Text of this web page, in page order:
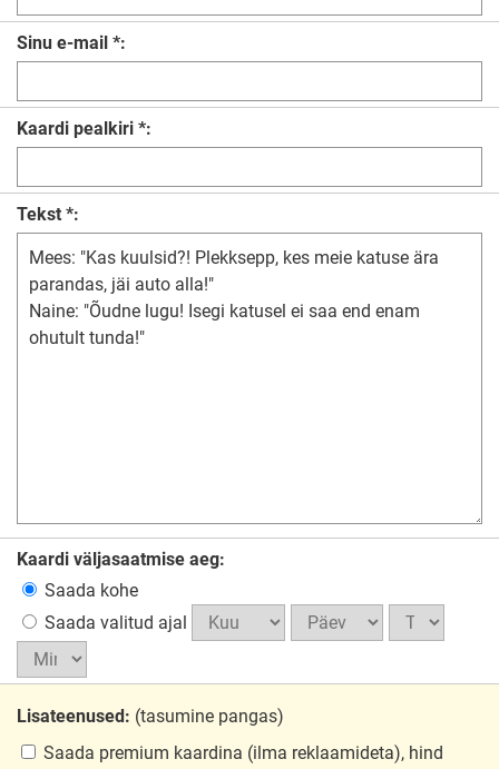
Sinu e-mail *:
Kaardi pealkiri *:
Tekst *:
Kaardi väljasaatmise aeg:
Saada kohe
Saada valitud ajal
Lisateenused: (tasumine pangas)
Saada premium kaardina (ilma reklaamideta), hind